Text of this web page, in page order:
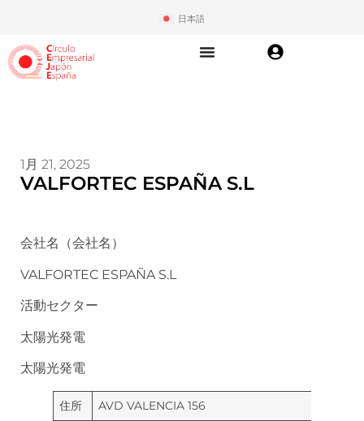
日本語
1月 21, 2025
VALFORTEC ESPAÑA S.L
会社名（会社名）
VALFORTEC ESPAÑA S.L
活動セクター
太陽光発電
太陽光発電
住所
AVD VALENCIA 156